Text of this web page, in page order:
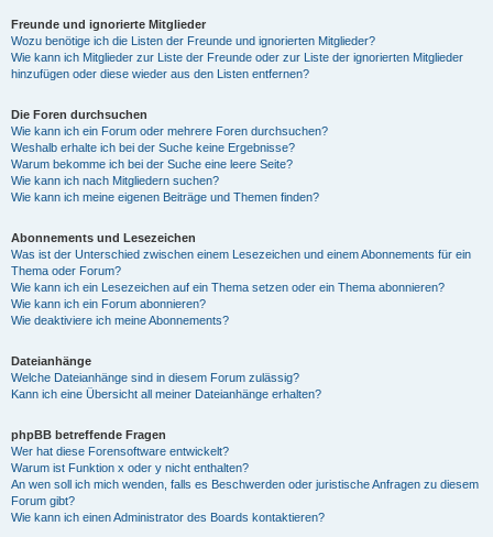
Freunde und ignorierte Mitglieder
Wozu benötige ich die Listen der Freunde und ignorierten Mitglieder?
Wie kann ich Mitglieder zur Liste der Freunde oder zur Liste der ignorierten Mitglieder
hinzufügen oder diese wieder aus den Listen entfernen?
Die Foren durchsuchen
Wie kann ich ein Forum oder mehrere Foren durchsuchen?
Weshalb erhalte ich bei der Suche keine Ergebnisse?
Warum bekomme ich bei der Suche eine leere Seite?
Wie kann ich nach Mitgliedern suchen?
Wie kann ich meine eigenen Beiträge und Themen finden?
Abonnements und Lesezeichen
Was ist der Unterschied zwischen einem Lesezeichen und einem Abonnements für ein
Thema oder Forum?
Wie kann ich ein Lesezeichen auf ein Thema setzen oder ein Thema abonnieren?
Wie kann ich ein Forum abonnieren?
Wie deaktiviere ich meine Abonnements?
Dateianhänge
Welche Dateianhänge sind in diesem Forum zulässig?
Kann ich eine Übersicht all meiner Dateianhänge erhalten?
phpBB betreffende Fragen
Wer hat diese Forensoftware entwickelt?
Warum ist Funktion x oder y nicht enthalten?
An wen soll ich mich wenden, falls es Beschwerden oder juristische Anfragen zu diesem
Forum gibt?
Wie kann ich einen Administrator des Boards kontaktieren?